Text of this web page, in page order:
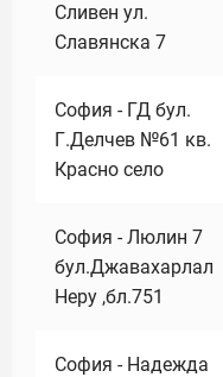
Сливен ул.
Славянска 7
София - ГД бул.
Г.Делчев №61 кв.
Красно село
София - Люлин 7
бул.Джавахарлал
Неру ,бл.751
София - Надежда